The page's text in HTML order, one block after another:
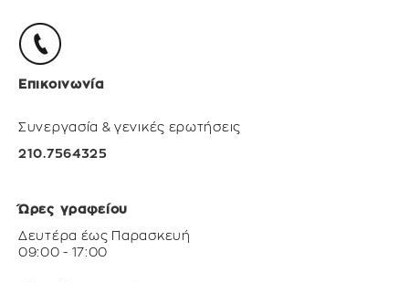
Επικοινωνία
Συνεργασία & γενικές ερωτήσεις
210.7564325
Ώρες γραφείου
Δευτέρα έως Παρασκευή
09:00 - 17:00